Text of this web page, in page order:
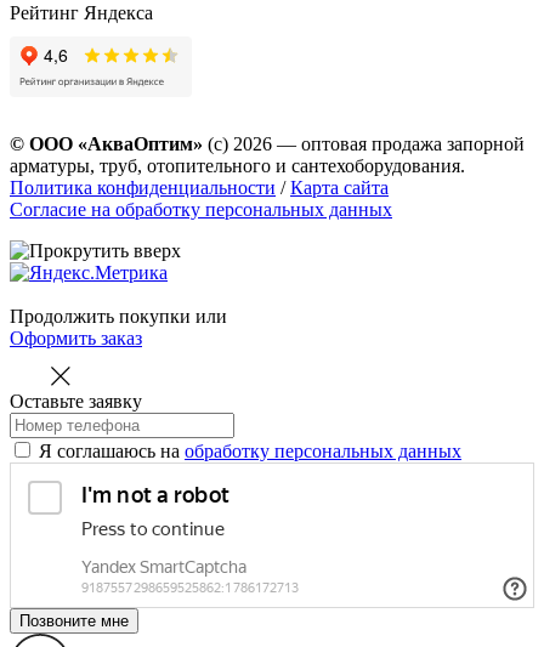
Рейтинг Яндекса
© ООО «АкваОптим» (с) 2026 — оптовая продажа запорной
арматуры, труб, отопительного и сантехоборудования.
Политика конфиденциальности /Карта сайта
Согласие на обработку персональных данных
Продолжить покупки или
Оформить заказ
Оставьте заявку
Я соглашаюсь на обработку персональных данных